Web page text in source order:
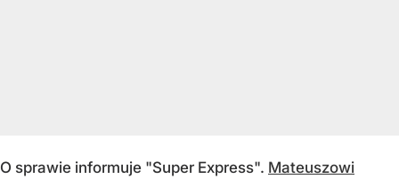
O sprawie informuje "Super Express". Mateuszowi